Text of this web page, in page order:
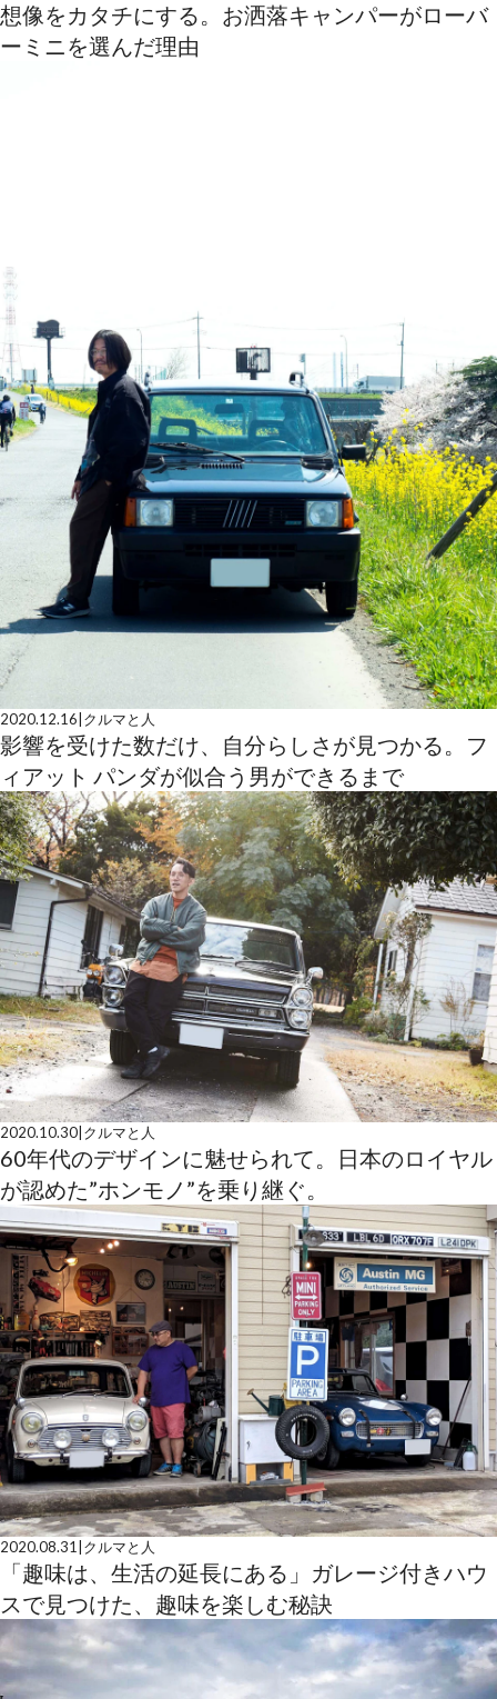
想像をカタチにする。お洒落キャンパーがローバ
ーミニを選んだ理由
2020.12.16 クルマと人
影響を受けた数だけ、自分らしさが見つかる。フ
ィアット パンダが似合う男ができるまで
2020.10.30 クルマと人
60年代のデザインに魅せられて。日本のロイヤル
が認めた”ホンモノ”を乗り継ぐ。
2020.08.31 クルマと人
「趣味は、生活の延長にある」ガレージ付きハウ
スで見つけた、趣味を楽しむ秘訣